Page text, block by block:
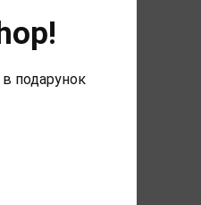
подарунок